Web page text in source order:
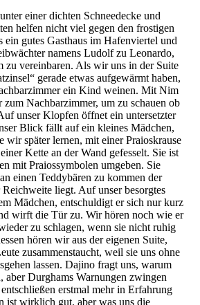
einer dichten Schneedecke und
helfen nicht viel gegen den frostigen
ein gutes Gasthaus im Hafenviertel und
namens Ludolf zu Leonardo,
zu vereinbaren. Als wir uns in der Suite
gerade etwas aufgewärmt haben,
ein Kind weinen. Mit Nim
Nachbarzimmer, um zu schauen ob
unser Klopfen öffnet ein untersetzter
Blick fällt auf ein kleines Mädchen,
später lernen, mit einer Praioskrause
Kette an der Wand gefesselt. Sie ist
mit Praiossymbolen umgeben. Sie
einen Teddybären zu kommen der
liegt. Auf unser besorgtes
Mädchen, entschuldigt er sich nur kurz
wirft die Tür zu. Wir hören noch wie er
zu schlagen, wenn sie nicht ruhig
hören wir aus der eigenen Suite,
zusammenstaucht, weil sie uns ohne
lassen. Dajino fragt uns, warum
Durghams Warnungen zwingen
erstmal mehr in Erfahrung
ist wirklich gut, aber was uns die